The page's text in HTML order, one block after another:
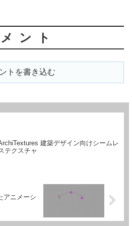
ント
トを書き込む
建築デザイン向けシームレ
テクスチャ
アニメーシ